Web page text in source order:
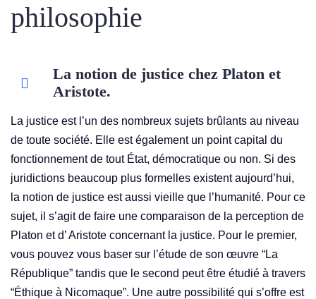
philosophie
La notion de justice chez Platon et
Aristote.
La justice est l’un des nombreux sujets brûlants au niveau
de toute société. Elle est également un point capital du
fonctionnement de tout État, démocratique ou non. Si des
juridictions beaucoup plus formelles existent aujourd’hui,
la notion de justice est aussi vieille que l’humanité. Pour ce
sujet, il s’agit de faire une comparaison de la perception de
Platon et d’ Aristote concernant la justice. Pour le premier,
vous pouvez vous baser sur l’étude de son œuvre “La
République” tandis que le second peut être étudié à travers
“Éthique à Nicomaque”. Une autre possibilité qui s’offre est